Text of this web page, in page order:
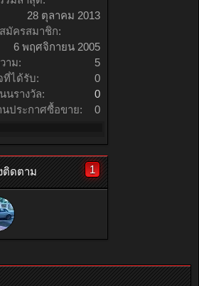
28 ตุลาคม 2013
มัครสมาชิก:
6 พฤศจิกายน 2005
าม:
5
ที่ได้รับ:
0
นรางวัล:
0
นประกาศซื้อขาย:
0
ติดตาม 1